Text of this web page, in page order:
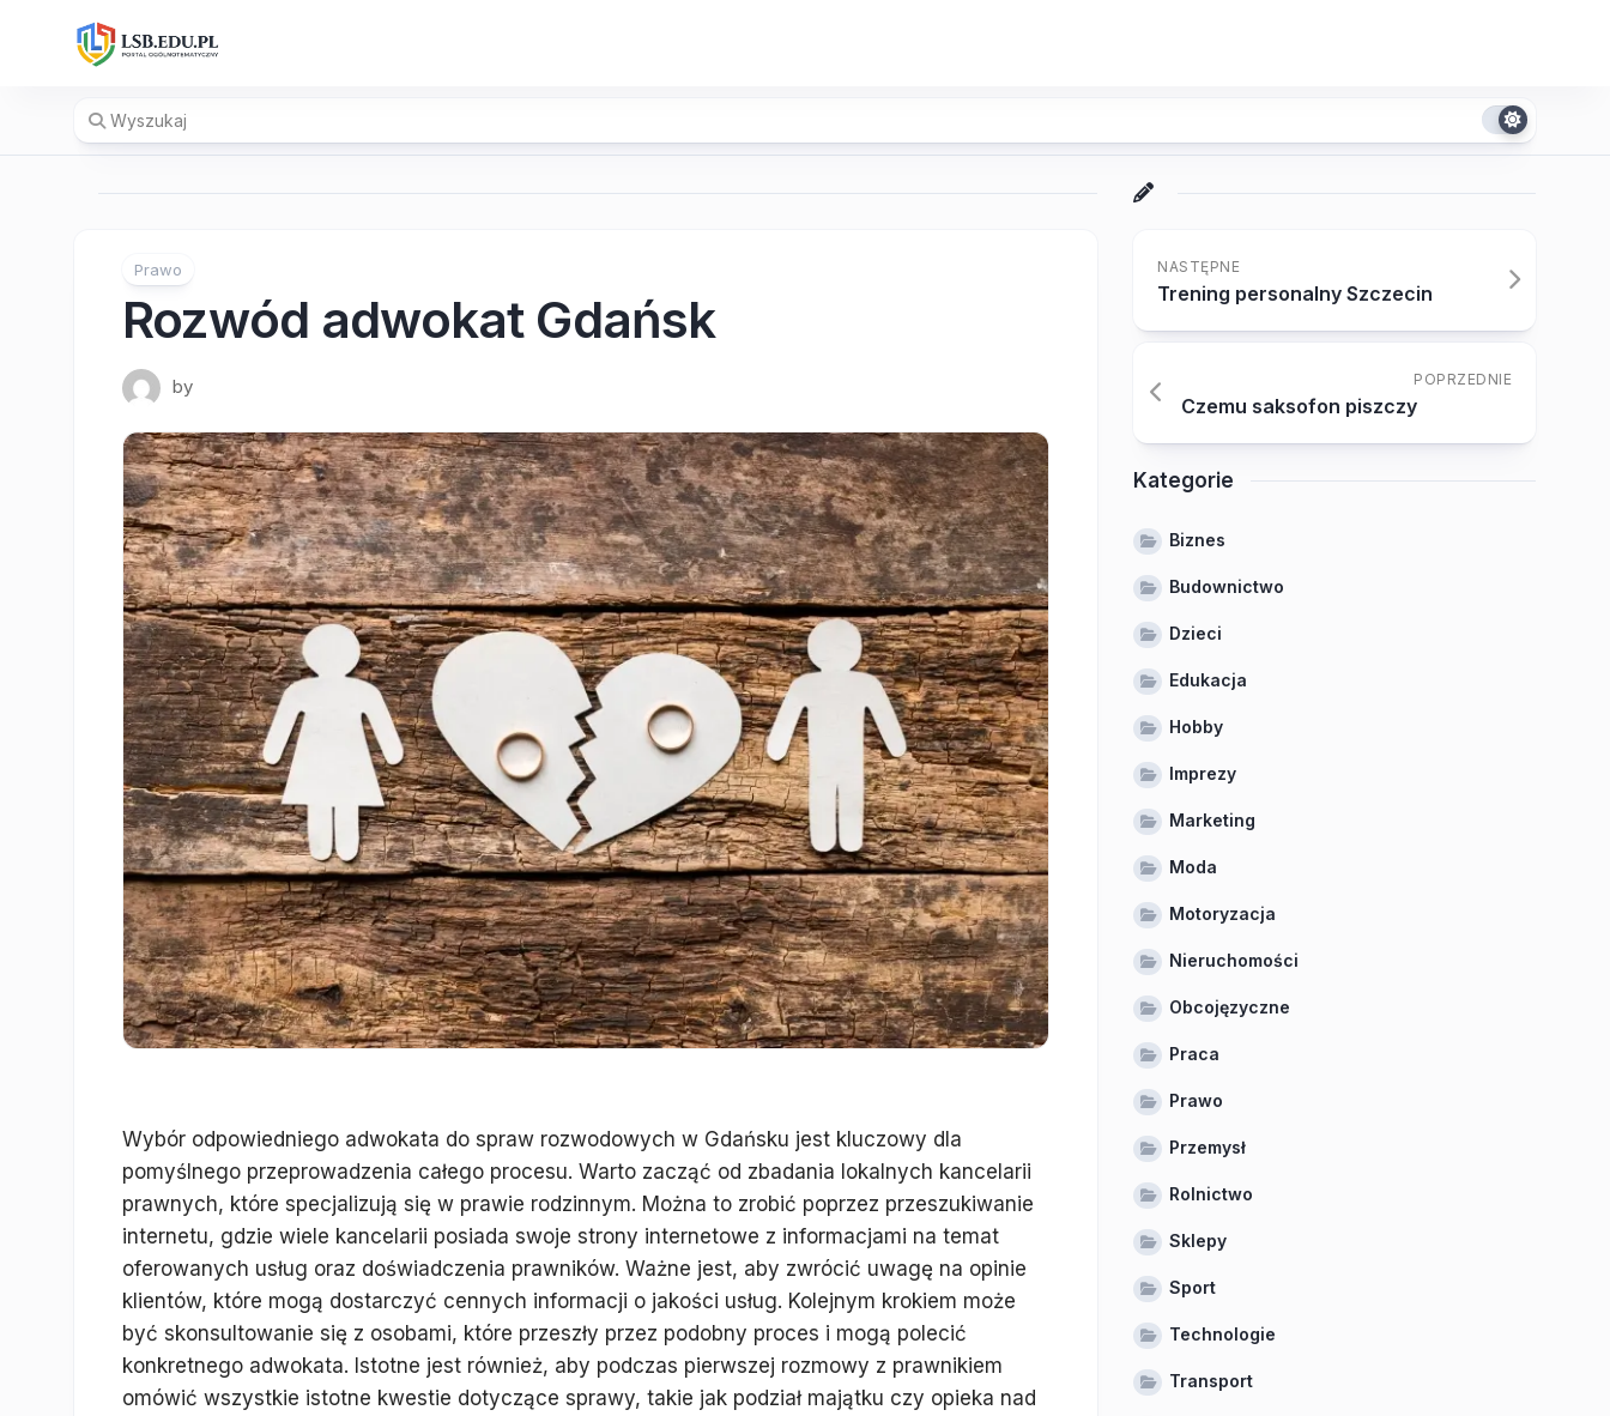
Prawo
Rozwód adwokat Gdańsk
by
Wybór odpowiedniego adwokata do spraw rozwodowych w Gdańsku jest kluczowy dla
pomyślnego przeprowadzenia całego procesu. Warto zacząć od zbadania lokalnych kancelarii
prawnych, które specjalizują się w prawie rodzinnym. Można to zrobić poprzez przeszukiwanie
internetu, gdzie wiele kancelarii posiada swoje strony internetowe z informacjami na temat
oferowanych usług oraz doświadczenia prawników. Ważne jest, aby zwrócić uwagę na opinie
klientów, które mogą dostarczyć cennych informacji o jakości usług. Kolejnym krokiem może
być skonsultowanie się z osobami, które przeszły przez podobny proces i mogą polecić
konkretnego adwokata. Istotne jest również, aby podczas pierwszej rozmowy z prawnikiem
omówić wszystkie istotne kwestie dotyczące sprawy, takie jak podział majątku czy opieka nad
NASTĘPNE
Trening personalny Szczecin
POPRZEDNIE
Czemu saksofon piszczy
Kategorie
Biznes
Budownictwo
Dzieci
Edukacja
Hobby
Imprezy
Marketing
Moda
Motoryzacja
Nieruchomości
Obcojęzyczne
Praca
Prawo
Przemysł
Rolnictwo
Sklepy
Sport
Technologie
Transport